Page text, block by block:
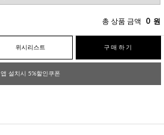
총 상품 금액 0 원
위시리스트 구매하기
앱 설치시 5%할인쿠폰